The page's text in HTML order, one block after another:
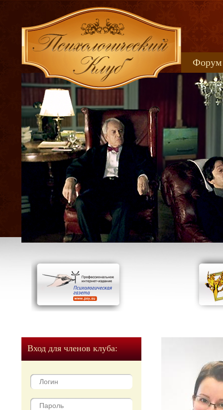
Форум
Вход для членов клуба: